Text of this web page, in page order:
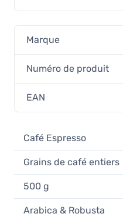
Marque
Numéro de produit
EAN
Café Espresso
Grains de café entiers
500 g
Arabica & Robusta